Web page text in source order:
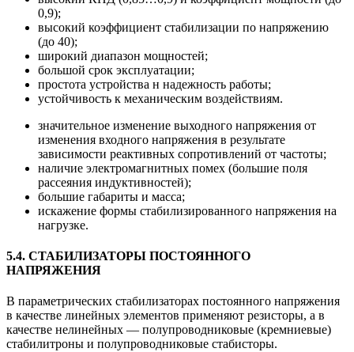
0,9);
высокий коэффициент стабилизации по напряжению
(до 40);
широкий диапазон мощностей;
большой срок эксплуатации;
простота устройства н надежность работы;
устойчивость к механическим воздействиям.
значительное изменение выходного напряжения от
изменения входного напряжения в результате
зависимости реактивных сопротивлений от частоты;
наличие электромагнитных помех (большие поля
рассеяния индуктивностей);
большие габариты и масса;
искажение формы стабилизированного напряжения на
нагрузке.
5.4. СТАБИЛИЗАТОРЫ ПОСТОЯННОГО
НАПРЯЖЕНИЯ
В параметрических стабилизаторах постоянного напряжения
в качестве линейных элементов применяют резисторы, а в
качестве нелинейных — полупроводниковые (кремниевые)
стабилитроны и полупроводниковые стабисторы.